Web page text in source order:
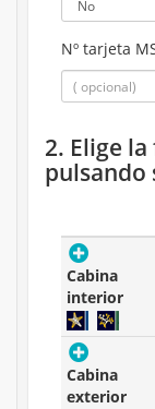
Nº tarjeta
2. Elige
pulsando
Cabina
interior
Cabina
exterior